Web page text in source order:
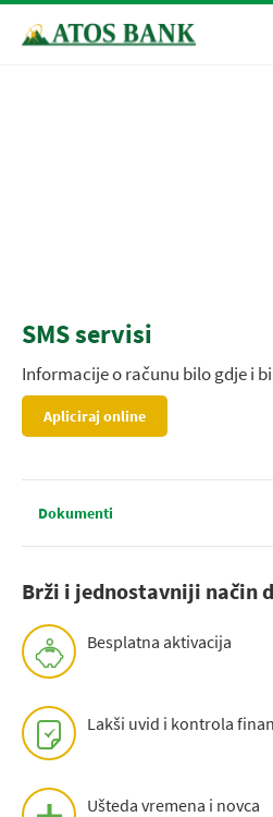
SMS servisi
Informacije o računu bilo gdje i
Apliciraj online
Dokumenti
Brži i jednostavniji način
Besplatna aktivacija
Lakši uvid i kontrola
Ušteda vremena i novca